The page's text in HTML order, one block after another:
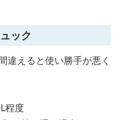
ック
違えると使い勝手が悪く
程度